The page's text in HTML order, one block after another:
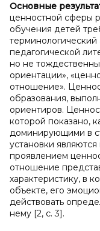
Основные
ценностной сферы
обучения детей
терминологический
педагогической
но не
ориентации»,
отношение».
образования,
ориентиров.
которой показано,
доминирующими в
установки
проявлением
отношение
характеристику, в
объекте, его
действовать
нему [2, с. 3].